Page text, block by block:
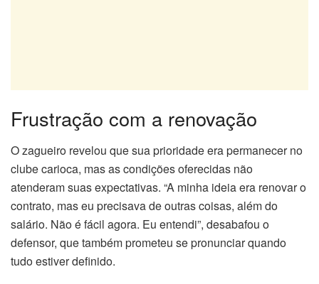
Frustração com a renovação
O zagueiro revelou que sua prioridade era permanecer no
clube carioca, mas as condições oferecidas não
atenderam suas expectativas. “A minha ideia era renovar o
contrato, mas eu precisava de outras coisas, além do
salário. Não é fácil agora. Eu entendi”, desabafou o
defensor, que também prometeu se pronunciar quando
tudo estiver definido.